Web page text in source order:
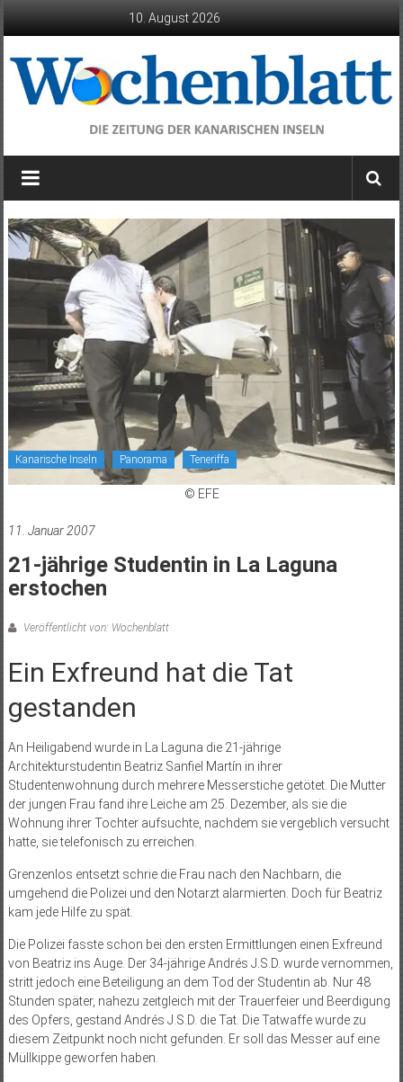
10. August 2026
Wochenblatt
die
der
Kanarischen
Inseln
Kanarische Inseln Panorama Teneriffa
© EFE
11. Januar 2007
21-jährige Studentin in La Laguna
erstochen
Veröffentlicht von: Wochenblatt
Ein Exfreund hat die Tat
gestanden
An Heiligabend wurde in La Laguna die 21-jährige
Architekturstudentin Beatriz Sanfiel Martín in ihrer
Studentenwohnung durch mehrere Messerstiche getötet. Die Mutter
der jungen Frau fand ihre Leiche am 25. Dezember, als sie die
Wohnung ihrer Tochter aufsuchte, nachdem sie vergeblich versucht
hatte, sie telefonisch zu erreichen.
Grenzenlos entsetzt schrie die Frau nach den Nachbarn, die
umgehend die Polizei und den Notarzt alarmierten. Doch für Beatriz
kam jede Hilfe zu spät.
Die Polizei fasste schon bei den ersten Ermittlungen einen Exfreund
von Beatriz ins Auge. Der 34-jährige Andrés J.S.D. wurde vernommen,
stritt jedoch eine Beteiligung an dem Tod der Studentin ab. Nur 48
Stunden später, nahezu zeitgleich mit der Trauerfeier und Beerdigung
des Opfers, gestand Andrés J.S.D. die Tat. Die Tatwaffe wurde zu
diesem Zeitpunkt noch nicht gefunden. Er soll das Messer auf eine
Müllkippe geworfen haben.